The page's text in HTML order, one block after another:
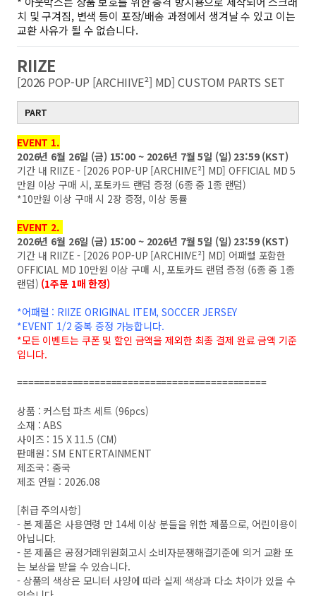
치 및 구겨짐, 변색 등이 포장/배송 과정에서 생겨날 수 있고 이는
교환 사유가 될 수 없습니다.
RIIZE
[2026 POP-UP [ARCHIIVE²] MD] CUSTOM PARTS SET
PART
EVENT 1.
2026년 6월 26일 (금) 15:00 ~ 2026년 7월 5일 (일) 23:59 (KST)
기간 내 RIIZE - [2026 POP-UP [ARCHIIVE²] MD] OFFICIAL MD 5
만원 이상 구매 시, 포토카드 랜덤 증정 (6종 중 1종 랜덤)
*10만원 이상 구매 시 2장 증정, 이상 동률
EVENT 2.
2026년 6월 26일 (금) 15:00 ~ 2026년 7월 5일 (일) 23:59 (KST)
기간 내 RIIZE - [2026 POP-UP [ARCHIIVE²] MD] 어패럴 포함한
OFFICIAL MD 10만원 이상 구매 시, 포토카드 랜덤 증정 (6종 중 1종
랜덤) (1주문 1매 한정)
*어패럴 : RIIZE ORIGINAL ITEM, SOCCER JERSEY
*EVENT 1/2 중복 증정 가능합니다.
*모든 이벤트는 쿠폰 및 할인 금액을 제외한 최종 결제 완료 금액 기준
입니다.
=============================================
상품 : 커스텀 파츠 세트 (96pcs)
소재 : ABS
사이즈 : 15 X 11.5 (CM)
판매원 : SM ENTERTAINMENT
제조국 : 중국
제조 연월 : 2026.08
[취급 주의사항]
- 본 제품은 사용연령 만 14세 이상 분들을 위한 제품으로, 어린이용이
아닙니다.
- 본 제품은 공정거래위원회고시 소비자분쟁해결기준에 의거 교환 또
는 보상을 받을 수 있습니다.
- 상품의 색상은 모니터 사양에 따라 실제 색상과 다소 차이가 있을 수